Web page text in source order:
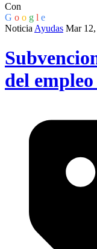
Con
G o o g l e
Noticia Ayudas Mar
del